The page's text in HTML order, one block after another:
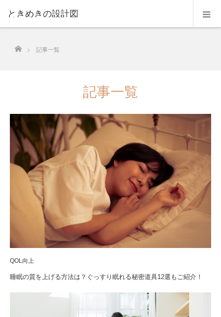
ときめきの設計図
ホーム
記事一覧
記事一覧
QOL向上
睡眠の質を上げる方法は？ぐっすり眠れる秘密道具12選もご紹介！